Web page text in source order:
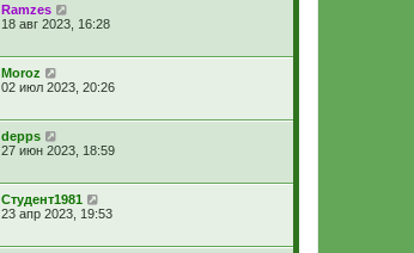
Ramzes
18 авг 2023, 16:28
Moroz
02 июл 2023, 20:26
depps
27 июн 2023, 18:59
Студент1981
23 апр 2023, 19:53